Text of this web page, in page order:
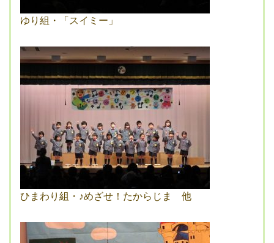
ゆり組・「スイミー」
ひまわり組・♪めざせ！たからじま 他